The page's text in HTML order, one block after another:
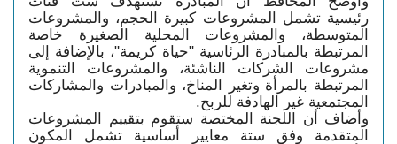
رئيسية تشمل المشروعات كبيرة الحجم، والمشروعات
المتوسطة، والمشروعات المحلية الصغيرة خاصة
المرتبطة بالمبادرة الرئاسية "حياة كريمة"، بالإضافة إلى
مشروعات الشركات الناشئة، والمشروعات التنموية
المرتبطة بالمرأة وتغير المناخ، والمبادرات والمشاركات
المجتمعية غير الهادفة للربح.
وأضاف أن اللجنة المختصة ستقوم بتقييم المشروعات
المتقدمة وفق ستة معايير أساسية تشمل المكون